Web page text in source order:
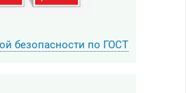
безопасности по ГОСТ